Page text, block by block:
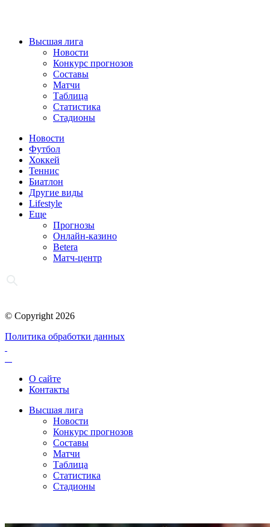
Высшая лига
Новости
Конкурс прогнозов
Составы
Матчи
Таблица
Статистика
Стадионы
Новости
Футбол
Хоккей
Теннис
Биатлон
Другие виды
Lifestyle
Еще
Прогнозы
Онлайн-казино
Betera
Матч-центр
© Copyright 2026
Политика обработки данных
О сайте
Контакты
Высшая лига
Новости
Конкурс прогнозов
Составы
Матчи
Таблица
Статистика
Стадионы